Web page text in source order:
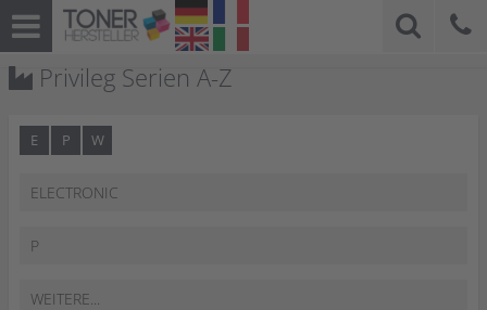
Privileg Serien A-Z
E P W
ELECTRONIC
P
WEITERE...